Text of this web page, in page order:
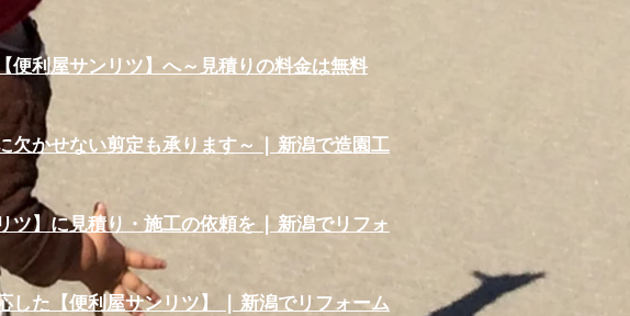
便利屋サンリツ】へ～見積りの料金は無料
欠かせない剪定も承ります～ | 新潟で造園工
ツ】に見積り・施工の依頼を | 新潟でリフォ
した【便利屋サンリツ】 | 新潟でリフォーム